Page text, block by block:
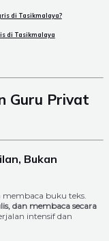
di Tasikmalaya?
di Tasikmalaya
Guru Privat
Bukan
membaca buku teks.
dan membaca secara
intensif dan